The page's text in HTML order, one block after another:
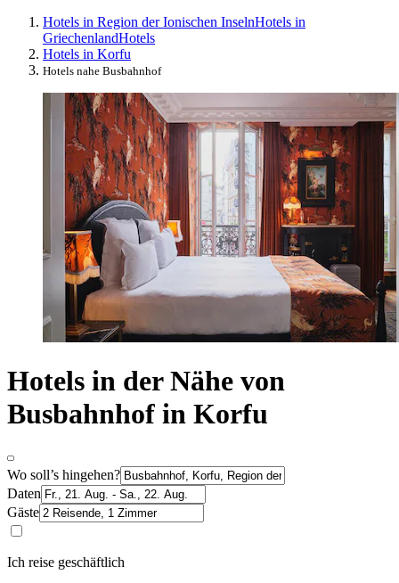
Hotels in Region der Ionischen InselnHotels in
GriechenlandHotels
Hotels in Korfu
Hotels nahe Busbahnhof
Hotels in der Nähe von
Busbahnhof in Korfu
Wo soll’s hingehen?
Daten
Gäste
Ich reise geschäftlich